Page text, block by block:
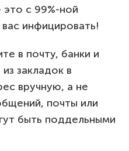
с 99%-ной
инфицировать!
в почту, банки и
закладок в
вручную, а не
почты или
быть поддельными